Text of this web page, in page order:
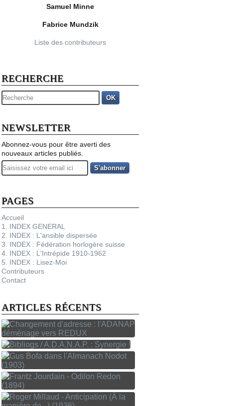
Samuel Minne
Fabrice Mundzik
Liste des contributeurs
RECHERCHE
OK
NEWSLETTER
Abonnez-vous pour être averti des
nouveaux articles publiés.
Email
PAGES
Accueil
1. INDEX GENERAL
2. INDEX : L'ansible dispersée
3. INDEX : Fédération horlogère suisse
4. INDEX : L'Intrépide 1910-1962
5. INDEX : Lisez-Moi
Contributeurs
Contact
ARTICLES RÉCENTS